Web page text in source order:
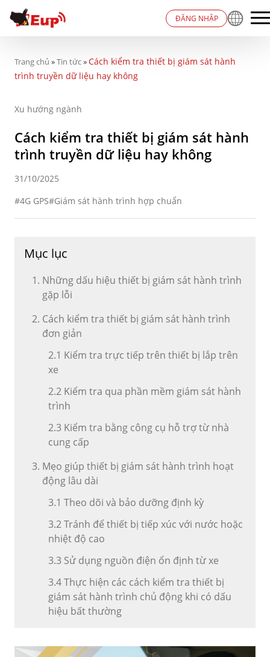
ĐĂNG NHẬP
Trang chủ »Tin tức»Cách kiểm tra thiết bị giám sát hành
trình truyền dữ liệu hay không
Xu hướng ngành
Cách kiểm tra thiết bị giám sát hành
trình truyền dữ liệu hay không
31/10/2025
4G GPS Giám sát hành trình hợp chuẩn
Mục lục
Những dấu hiệu thiết bị giám sát hành trình
gặp lỗi
Cách kiểm tra thiết bị giám sát hành trình
đơn giản
2.1 Kiểm tra trực tiếp trên thiết bị lắp trên
xe
2.2 Kiểm tra qua phần mềm giám sát hành
trình
2.3 Kiểm tra bằng công cụ hỗ trợ từ nhà
cung cấp
Mẹo giúp thiết bị giám sát hành trình hoạt
động lâu dài
3.1 Theo dõi và bảo dưỡng định kỳ
3.2 Tránh để thiết bị tiếp xúc với nước hoặc
nhiệt độ cao
3.3 Sử dụng nguồn điện ổn định từ xe
3.4 Thực hiện các cách kiểm tra thiết bị
giám sát hành trình chủ động khi có dấu
hiệu bất thường